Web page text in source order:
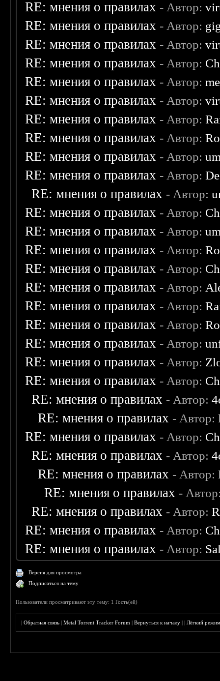
RE: мнения о правилах - Автор:
RE: мнения о правилах - Автор:
RE: мнения о правилах - Автор:
RE: мнения о правилах - Автор:
RE: мнения о правилах - Автор:
RE: мнения о правилах - Автор:
RE: мнения о правилах - Автор:
RE: мнения о правилах - Автор:
RE: мнения о правилах - Автор:
RE: мнения о правилах - Автор:
RE: мнения о правилах - Автор:
RE: мнения о правилах - Автор:
RE: мнения о правилах - Автор:
RE: мнения о правилах - Автор:
RE: мнения о правилах - Автор:
RE: мнения о правилах - Автор:
RE: мнения о правилах - Автор:
RE: мнения о правилах - Автор:
RE: мнения о правилах - Автор:
RE: мнения о правилах - Автор:
RE: мнения о правилах - Автор:
RE: мнения о правилах - Автор:
RE: мнения о правилах - Автор:
RE: мнения о правилах - Автор:
RE: мнения о правилах - Автор:
RE: мнения о правилах - Автор:
RE: мнения о правилах -
RE: мнения о правилах - Автор:
RE: мнения о правилах - Автор:
RE: мнения о правилах - Автор:
Версия для просмотра
Подписаться на тему
Пользователи просматривают эту тему: 1 Гость(ей)
|Обратная связь |Metal Torrent Tracker Forum |Вернуться к началу ||Лёгкий